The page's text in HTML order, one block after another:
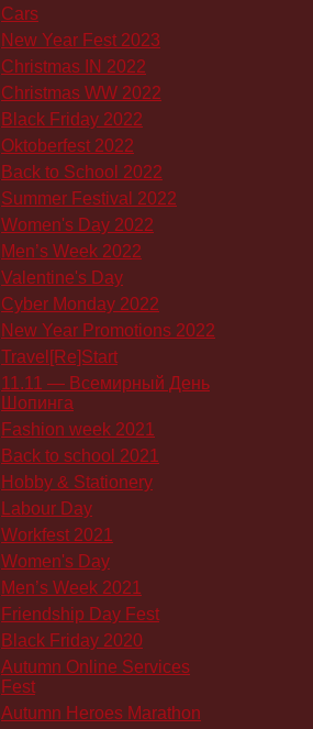
Cars
New Year Fest 2023
Christmas IN 2022
Christmas WW 2022
Black Friday 2022
Oktoberfest 2022
Back to School 2022
Summer Festival 2022
Women's Day 2022
Men’s Week 2022
Valentine's Day
Cyber Monday 2022
New Year Promotions 2022
Travel[Re]Start
11.11 — Всемирный День
Шопинга
Fashion week 2021
Back to school 2021
Hobby & Stationery
Labour Day
Workfest 2021
Women's Day
Men’s Week 2021
Friendship Day Fest
Black Friday 2020
Autumn Online Services
Fest
Autumn Heroes Marathon